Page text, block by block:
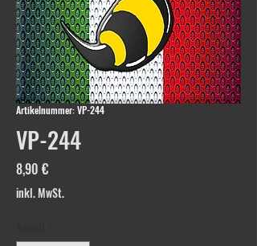
Artikelnummer: VP-244
VP-244
8,90 €Preis
inkl. MwSt.